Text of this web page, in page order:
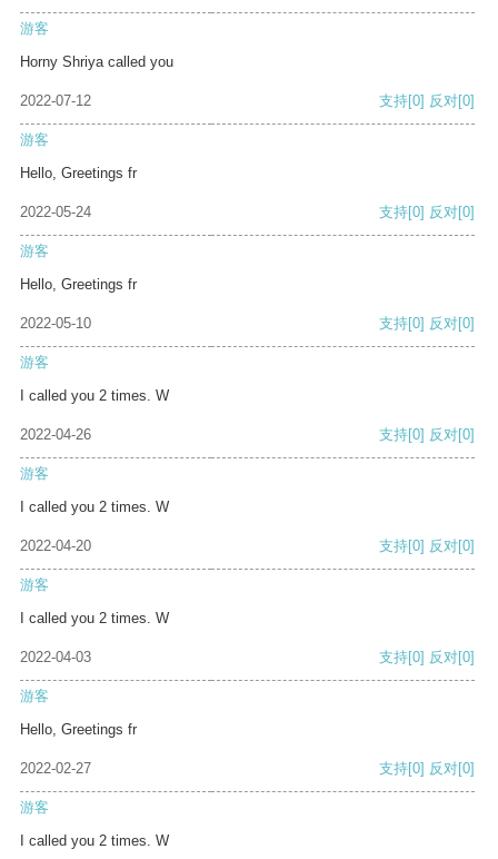
游客
Horny Shriya called you
2022-07-12 支持[0] 反对[0]
游客
Hello, Greetings fr
2022-05-24 支持[0] 反对[0]
游客
Hello, Greetings fr
2022-05-10 支持[0] 反对[0]
游客
I called you 2 times. W
2022-04-26 支持[0] 反对[0]
游客
I called you 2 times. W
2022-04-20 支持[0] 反对[0]
游客
I called you 2 times. W
2022-04-03 支持[0] 反对[0]
游客
Hello, Greetings fr
2022-02-27 支持[0] 反对[0]
游客
I called you 2 times. W